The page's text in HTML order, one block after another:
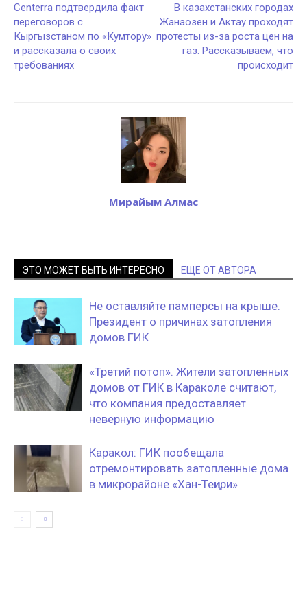
Centerra подтвердила факт
переговоров с
Кыргызстаном по «Кумтору»
и рассказала о своих
требованиях
В казахстанских городах
Жанаозен и Актау проходят
протесты из-за роста цен на
газ. Рассказываем, что
происходит
Мирайым Алмас
ЭТО МОЖЕТ БЫТЬ ИНТЕРЕСНО ЕЩЕ ОТ АВТОРА
Не оставляйте памперсы на крыше.
Президент о причинах затопления
домов ГИК
«Третий потоп». Жители затопленных
домов от ГИК в Караколе считают,
что компания предоставляет
неверную информацию
Каракол: ГИК пообещала
отремонтировать затопленные дома
в микрорайоне «Хан-Теңири»